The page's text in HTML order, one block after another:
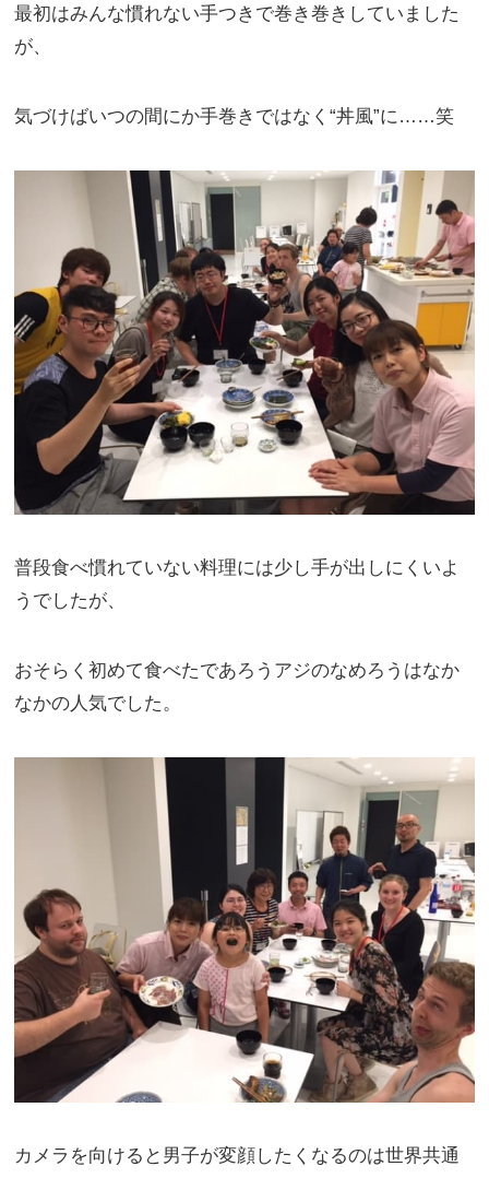
最初はみんな慣れない手つきで巻き巻きしていました
が、
気づけばいつの間にか手巻きではなく“丼風”に……笑
普段食べ慣れていない料理には少し手が出しにくいよ
うでしたが、
おそらく初めて食べたであろうアジのなめろうはなか
なかの人気でした。
カメラを向けると男子が変顔したくなるのは世界共通